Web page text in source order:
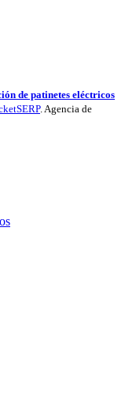
de patinetes eléctricos
. Agencia de